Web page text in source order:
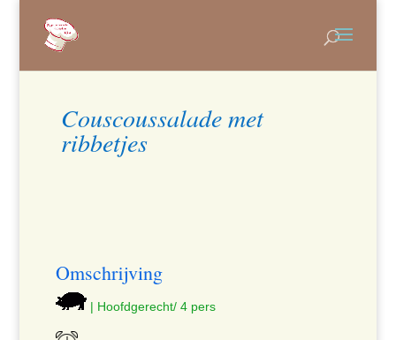
Couscoussalade met
ribbetjes
Omschrijving
| Hoofdgerecht/ 4 pers